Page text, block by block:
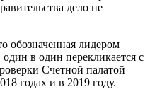
дело не
обозначенная лидером
в один перекликается с
Счетной палатой
годах и в 2019 году.